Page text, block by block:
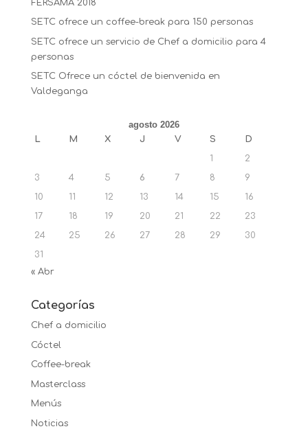
FERSAMA 2018
SETC ofrece un coffee-break para 150 personas
SETC ofrece un servicio de Chef a domicilio para 4
personas
SETC Ofrece un cóctel de bienvenida en
Valdeganga
agosto 2026
L M X J V S
D
1
2
3
4 5 6 7 8
9
10
11 12 13 14 15
16
17
18 19 20 21 22
23
24
25 26 27 28 29
30
31
« Abr
Categorías
Chef a domicilio
Cóctel
Coffee-break
Masterclass
Menús
Noticias